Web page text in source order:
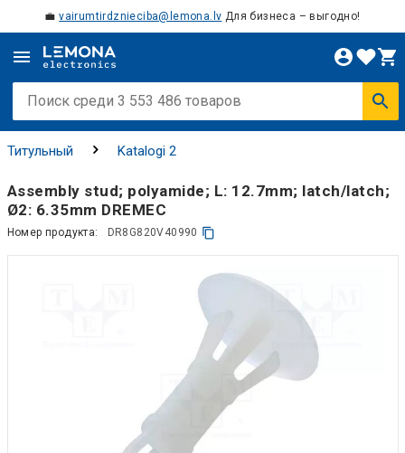
💼vairumtirdznieciba@lemona.lv Для бизнеса – выгодно!
Титульный Katalogi 2
Assembly stud; polyamide; L: 12.7mm; latch/latch;
Ø2: 6.35mm DREMEC
Номер продукта: DR8G820V40990